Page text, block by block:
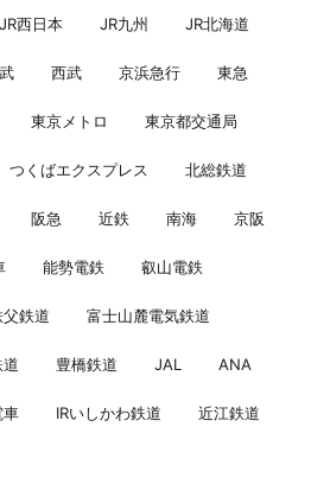
JR西日本 JR九州 JR北海道
西武 京浜急行 東急
東京メトロ 東京都交通局
つくばエクスプレス 北総鉄道
阪急 近鉄 南海 京阪
能勢電鉄 叡山電鉄
父鉄道 富士山麓電気鉄道
豊橋鉄道 JAL ANA
車 IRいしかわ鉄道 近江鉄道